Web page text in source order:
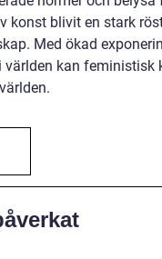
konst blivit en stark
Med ökad
kan feministisk